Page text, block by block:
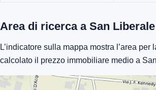
Area di ricerca a San Liberale
L’indicatore sulla mappa mostra l’area per
calcolato il prezzo immobiliare medio a